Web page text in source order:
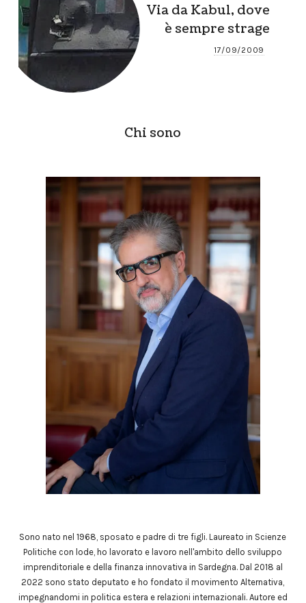
Via da Kabul, dove
è sempre strage
17/09/2009
Chi sono
Sono nato nel 1968, sposato e padre di tre figli. Laureato in Scienze
Politiche con lode, ho lavorato e lavoro nell'ambito dello sviluppo
imprenditoriale e della finanza innovativa in Sardegna. Dal 2018 al
2022 sono stato deputato e ho fondato il movimento Alternativa,
impegnandomi in politica estera e relazioni internazionali. Autore ed